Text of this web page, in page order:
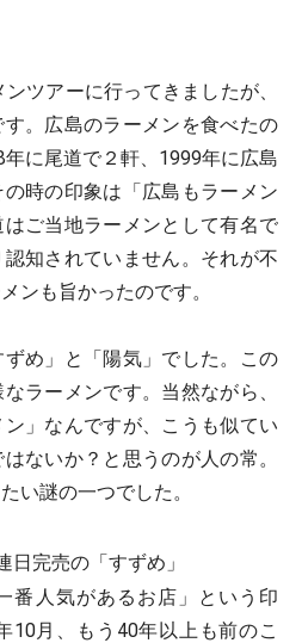
ツアーに行ってきましたが、
。広島のラーメンを食べたの
に尾道で２軒、1999年に広島
時の印象は「広島もラーメン
ご当地ラーメンとして有名で
知されていません。それが不
ンも旨かったのです。
め」と「陽気」でした。この
ラーメンです。当然ながら、
」なんですが、こうも似てい
ないか？と思うのが人の常。
い謎の一つでした。
完売の「すずめ」
番人気があるお店」という印
10月、もう40年以上も前のこ